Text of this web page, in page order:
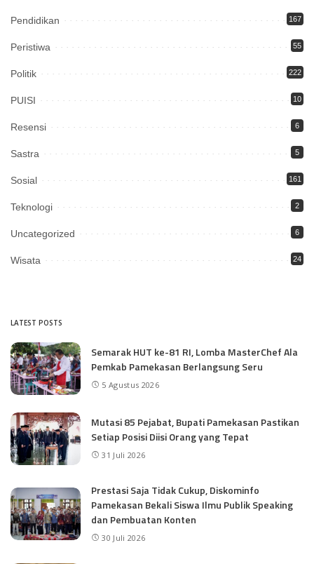
Pendidikan 167
Peristiwa 55
Politik 222
PUISI 10
Resensi 6
Sastra 5
Sosial 161
Teknologi 2
Uncategorized 6
Wisata 24
LATEST POSTS
Semarak HUT ke-81 RI, Lomba MasterChef Ala
Pemkab Pamekasan Berlangsung Seru
5 Agustus 2026
Mutasi 85 Pejabat, Bupati Pamekasan Pastikan
Setiap Posisi Diisi Orang yang Tepat
31 Juli 2026
Prestasi Saja Tidak Cukup, Diskominfo
Pamekasan Bekali Siswa Ilmu Publik Speaking
dan Pembuatan Konten
30 Juli 2026